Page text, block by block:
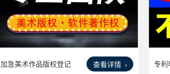
查看详情
加急美术作品版权登记
专利